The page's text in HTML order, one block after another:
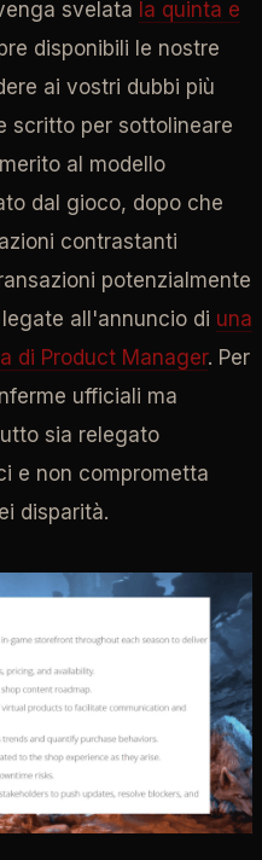
svelata la quinta e
disponibili le nostre
ai vostri dubbi più
scritto per sottolineare
al modello
dal gioco, dopo che
contrastanti
potenzialmente
all'annuncio di una
di Product Manager. Per
ufficiali ma
sia relegato
e non comprometta
disparità.